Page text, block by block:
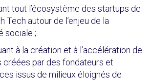
tout l’écosystème des startups de
Tech autour de l’enjeu de la
sociale ;
à la création et à l’accélération de
créées par des fondateurs et
issus de milieux éloignés de